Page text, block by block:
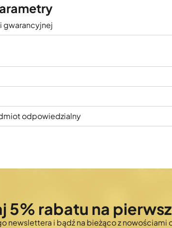
gwarancyjnej
odpowiedzialny
5% rabatu na
newslettera i bądź na bieżąco z nowościami